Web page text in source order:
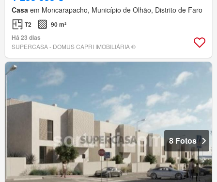
Casa em Moncarapacho, Município de Olhão, Distrito de Faro
T2
90 m²
Há 23 dias
SUPERCASA - DOMUS CAPRI IMOBILIÁRIA ®
8 Fotos